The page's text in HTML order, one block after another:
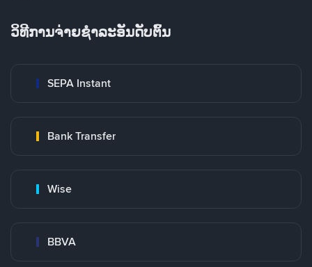
ວິທີການຈ່າຍຊຳລະອັນດັບຕົ້ນ
SEPA Instant
Bank Transfer
Wise
BBVA